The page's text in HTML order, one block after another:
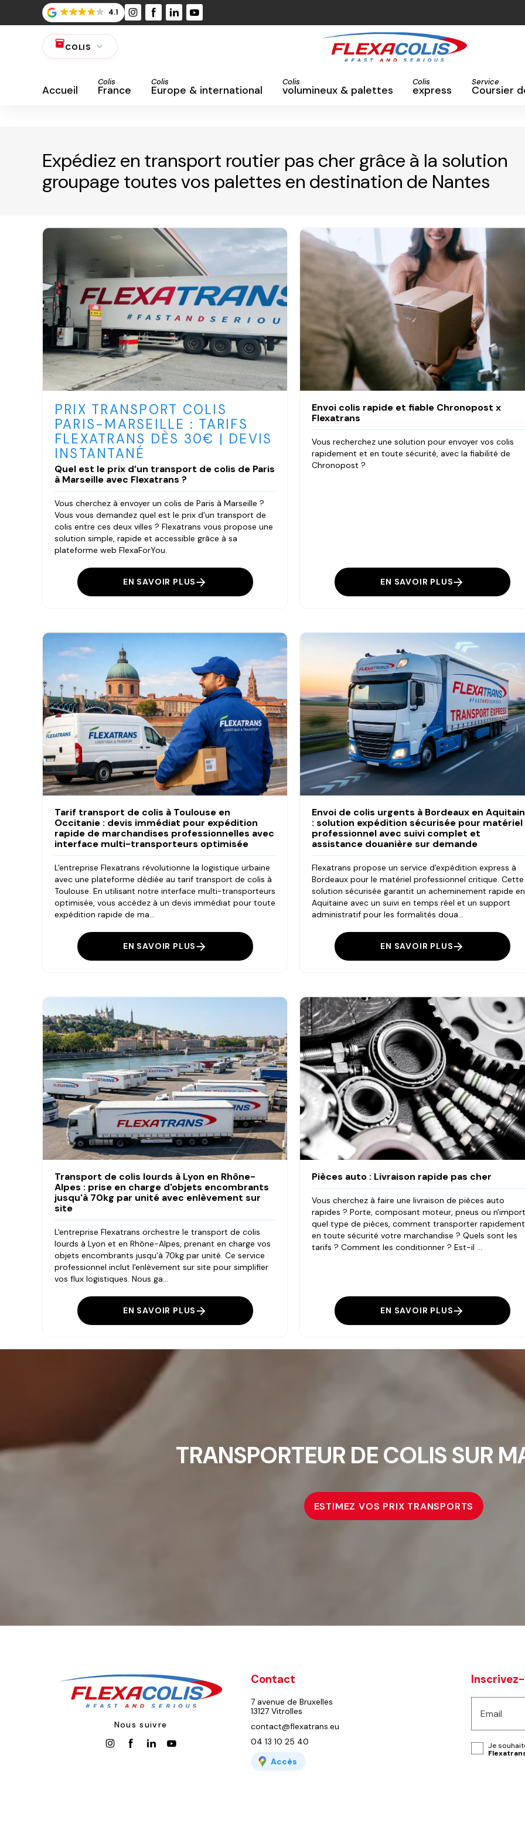
4.1
inventory_2COLIS expand_more
Accueil
Colis
France
Colis
Europe & international
Colis
volumineux & palettes
Colis
express
Service
Coursier
Expédiez en transport routier pas cher grâce à la solution
groupage toutes vos palettes en destination de Nantes
PRIX TRANSPORT COLIS
PARIS-MARSEILLE : TARIFS
FLEXATRANS DÈS 30€ | DEVIS
INSTANTANÉ
Quel est le prix d’un transport de colis de Paris
à Marseille avec Flexatrans ?
Vous cherchez à envoyer un colis de Paris à Marseille ?
Vous vous demandez quel est le prix d’un transport de
colis entre ces deux villes ? Flexatrans vous propose une
solution simple, rapide et accessible grâce à sa
plateforme web FlexaForYou.
EN SAVOIR PLUS
Envoi colis rapide et fiable Chronopost x
Flexatrans
Vous recherchez une solution pour envoyer vos colis
rapidement et en toute sécurité, avec la fiabilité de
Chronopost ?
EN SAVOIR PLUS
Tarif transport de colis à Toulouse en
Occitanie : devis immédiat pour expédition
rapide de marchandises professionnelles avec
interface multi-transporteurs optimisée
L'entreprise Flexatrans révolutionne la logistique urbaine
avec une plateforme dédiée au tarif transport de colis à
Toulouse. En utilisant notre interface multi-transporteurs
optimisée, vous accédez à un devis immédiat pour toute
expédition rapide de ma...
EN SAVOIR PLUS
Envoi de colis urgents à Bordeaux en
: solution expédition sécurisée pour matériel
professionnel avec suivi complet et
assistance douanière sur demande
Flexatrans propose un service d'expédition express à
Bordeaux pour le matériel professionnel critique. Cette
solution sécurisée garantit un acheminement rapide en
Aquitaine avec un suivi en temps réel et un support
administratif pour les formalités doua...
EN SAVOIR PLUS
Transport de colis lourds à Lyon en Rhône-
Alpes : prise en charge d'objets encombrants
jusqu'à 70kg par unité avec enlèvement sur
site
L'entreprise Flexatrans orchestre le transport de colis
lourds à Lyon et en Rhône-Alpes, prenant en charge vos
objets encombrants jusqu'à 70kg par unité. Ce service
professionnel inclut l'enlèvement sur site pour simplifier
vos flux logistiques. Nous ga...
EN SAVOIR PLUS
Pièces auto : Livraison rapide pas cher
Vous cherchez à faire une livraison de pièces auto
rapides ? Porte, composant moteur, pneus ou
quel type de pièces, comment transporter rapidement
en toute sécurité votre marchandise ? Quels sont les
tarifs ? Comment les conditionner ? Est-il ...
EN SAVOIR PLUS
TRANSPORTEUR DE COLIS SUR
ESTIMEZ VOS PRIX TRANSPORTS
Nous suivre
Contact
7 avenue de Bruxelles
13127 Vitrolles
contact@flexatrans.eu
04 13 10 25 40
Accès
Email
Je
Panneau de gestion des cookies